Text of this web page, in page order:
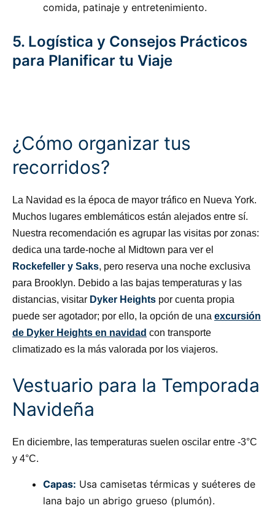
comida, patinaje y entretenimiento.
5. Logística y Consejos Prácticos
para Planificar tu Viaje
¿Cómo organizar tus
recorridos?
La Navidad es la época de mayor tráfico en Nueva York.
Muchos lugares emblemáticos están alejados entre sí.
Nuestra recomendación es agrupar las visitas por zonas:
dedica una tarde-noche al Midtown para ver el
Rockefeller y Saks, pero reserva una noche exclusiva
para Brooklyn. Debido a las bajas temperaturas y las
distancias, visitar Dyker Heights por cuenta propia
puede ser agotador; por ello, la opción de una excursión
de Dyker Heights en navidad con transporte
climatizado es la más valorada por los viajeros.
Vestuario para la Temporada
Navideña
En diciembre, las temperaturas suelen oscilar entre -3°C
y 4°C.
Capas: Usa camisetas térmicas y suéteres de
lana bajo un abrigo grueso (plumón).